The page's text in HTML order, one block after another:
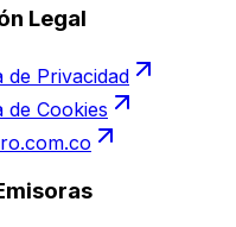
Legal
de Privacidad
de Cookies